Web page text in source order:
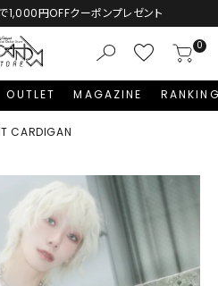
1,000円OFFクーポンプレゼント
0
OUTLET MAGAZINE
CARDIGAN